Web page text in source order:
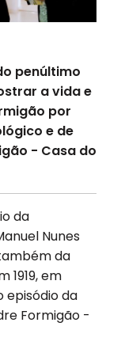
penúltimo
a vida e
por
e de
- Casa do
da
Nunes
da
1919, em
episódio da
Formigão -